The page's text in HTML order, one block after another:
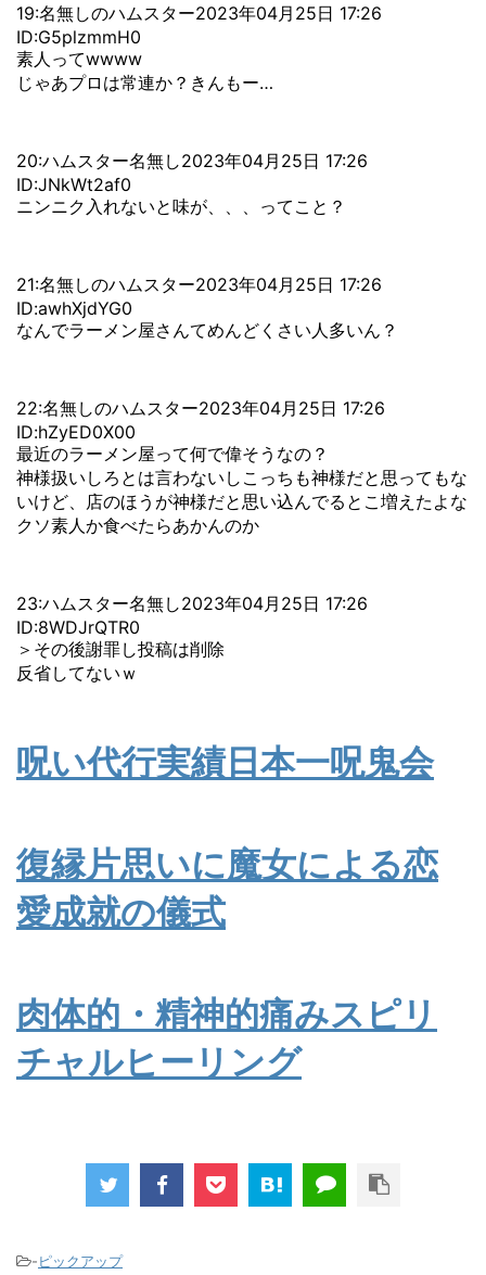
19:名無しのハムスター2023年04月25日 17:26
ID:G5plzmmH0
素人ってwwww
じゃあプロは常連か？きんもー…
20:ハムスター名無し2023年04月25日 17:26
ID:JNkWt2af0
ニンニク入れないと味が、、、ってこと？
21:名無しのハムスター2023年04月25日 17:26
ID:awhXjdYG0
なんでラーメン屋さんてめんどくさい人多いん？
22:名無しのハムスター2023年04月25日 17:26
ID:hZyED0X00
最近のラーメン屋って何で偉そうなの？
神様扱いしろとは言わないしこっちも神様だと思ってもな
いけど、店のほうが神様だと思い込んでるとこ増えたよな
クソ素人か食べたらあかんのか
23:ハムスター名無し2023年04月25日 17:26
ID:8WDJrQTR0
＞その後謝罪し投稿は削除
反省してないｗ
呪い代行実績日本一呪鬼会
復縁片思いに魔女による恋
愛成就の儀式
肉体的・精神的痛みスピリ
チャルヒーリング
-ピックアップ